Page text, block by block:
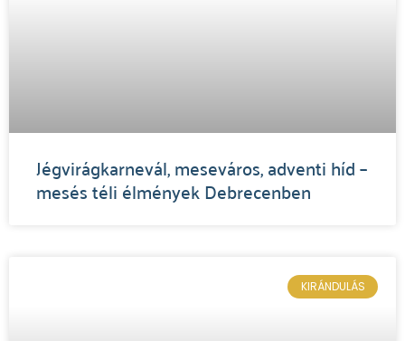
Jégvirágkarnevál, meseváros, adventi híd –
mesés téli élmények Debrecenben
KIRÁNDULÁS